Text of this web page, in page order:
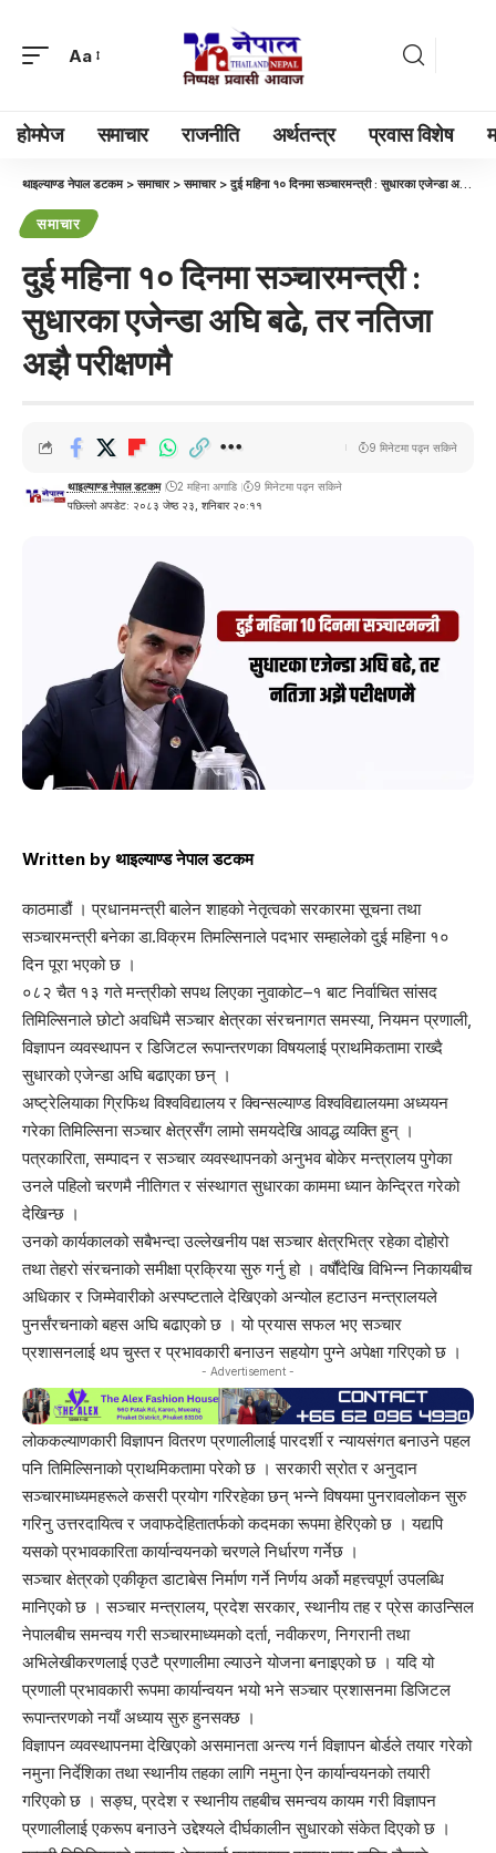
Aa
होमपेज समाचार राजनीति अर्थतन्त्र प्रवास विशेष
थाइल्याण्ड नेपाल डटकम>समाचार>समाचार>दुई महिना १० दिनमा सञ्चारमन्त्री : सुधारका एजेन्डा अघि बढे, तर नतिजा अझै परीक्षणमै
समाचार
दुई महिना १० दिनमा सञ्चारमन्त्री :
सुधारका एजेन्डा अघि बढे, तर नतिजा
अझै परीक्षणमै
पछिल्लो अपडेट: २०८३ जेष्ठ २३, शनिबार २०:११
थाइल्याण्ड नेपाल डटकम 2 महिना अगाडि 9 मिनेटमा पढ्न सकिने
9 मिनेटमा पढ्न सकिने
Written by थाइल्याण्ड नेपाल डटकम
काठमाडौं । प्रधानमन्त्री बालेन शाहको नेतृत्वको सरकारमा सूचना तथा
सञ्चारमन्त्री बनेका डा.विक्रम तिमल्सिनाले पदभार सम्हालेको दुई महिना १०
दिन पूरा भएको छ ।
०८२ चैत १३ गते मन्त्रीको सपथ लिएका नुवाकोट–१ बाट निर्वाचित सांसद
तिमिल्सिनाले छोटो अवधिमै सञ्चार क्षेत्रका संरचनागत समस्या, नियमन प्रणाली,
विज्ञापन व्यवस्थापन र डिजिटल रूपान्तरणका विषयलाई प्राथमिकतामा राख्दै
सुधारको एजेन्डा अघि बढाएका छन् ।
अष्ट्रेलियाका ग्रिफिथ विश्वविद्यालय र क्विन्सल्याण्ड विश्वविद्यालयमा अध्ययन
गरेका तिमिल्सिना सञ्चार क्षेत्रसँग लामो समयदेखि आवद्ध व्यक्ति हुन् ।
पत्रकारिता, सम्पादन र सञ्चार व्यवस्थापनको अनुभव बोकेर मन्त्रालय पुगेका
उनले पहिलो चरणमै नीतिगत र संस्थागत सुधारका काममा ध्यान केन्द्रित गरेको
देखिन्छ ।
उनको कार्यकालको सबैभन्दा उल्लेखनीय पक्ष सञ्चार क्षेत्रभित्र रहेका दोहोरो
तथा तेहरो संरचनाको समीक्षा प्रक्रिया सुरु गर्नु हो । वर्षौंदेखि विभिन्न निकायबीच
अधिकार र जिम्मेवारीको अस्पष्टताले देखिएको अन्योल हटाउन मन्त्रालयले
पुनर्संरचनाको बहस अघि बढाएको छ । यो प्रयास सफल भए सञ्चार
प्रशासनलाई थप चुस्त र प्रभावकारी बनाउन सहयोग पुग्ने अपेक्षा गरिएको छ ।
- Advertisement -
लोककल्याणकारी विज्ञापन वितरण प्रणालीलाई पारदर्शी र न्यायसंगत बनाउने पहल
पनि तिमिल्सिनाको प्राथमिकतामा परेको छ । सरकारी स्रोत र अनुदान
सञ्चारमाध्यमहरूले कसरी प्रयोग गरिरहेका छन् भन्ने विषयमा पुनरावलोकन सुरु
गरिनु उत्तरदायित्व र जवाफदेहितातर्फको कदमका रूपमा हेरिएको छ । यद्यपि
यसको प्रभावकारिता कार्यान्वयनको चरणले निर्धारण गर्नेछ ।
सञ्चार क्षेत्रको एकीकृत डाटाबेस निर्माण गर्ने निर्णय अर्को महत्त्वपूर्ण उपलब्धि
मानिएको छ । सञ्चार मन्त्रालय, प्रदेश सरकार, स्थानीय तह र प्रेस काउन्सिल
नेपालबीच समन्वय गरी सञ्चारमाध्यमको दर्ता, नवीकरण, निगरानी तथा
अभिलेखीकरणलाई एउटै प्रणालीमा ल्याउने योजना बनाइएको छ । यदि यो
प्रणाली प्रभावकारी रूपमा कार्यान्वयन भयो भने सञ्चार प्रशासनमा डिजिटल
रूपान्तरणको नयाँ अध्याय सुरु हुनसक्छ ।
विज्ञापन व्यवस्थापनमा देखिएको असमानता अन्त्य गर्न विज्ञापन बोर्डले तयार गरेको
नमुना निर्देशिका तथा स्थानीय तहका लागि नमुना ऐन कार्यान्वयनको तयारी
गरिएको छ । सङ्घ, प्रदेश र स्थानीय तहबीच समन्वय कायम गरी विज्ञापन
प्रणालीलाई एकरूप बनाउने उद्देश्यले दीर्घकालीन सुधारको संकेत दिएको छ ।